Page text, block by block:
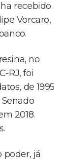
recebido
Vorcaro,
no
RJ, foi
de 1995
2018.
poder, já